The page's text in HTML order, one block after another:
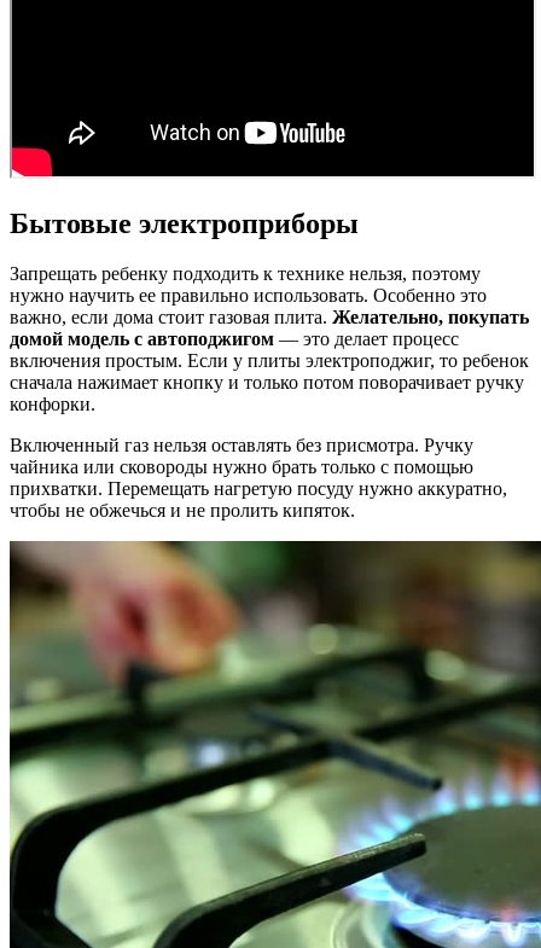
Бытовые электроприборы
Запрещать ребенку подходить к технике нельзя, поэтому
нужно научить ее правильно использовать. Особенно это
важно, если дома стоит газовая плита. Желательно, покупать
домой модель с автоподжигом — это делает процесс
включения простым. Если у плиты электроподжиг, то ребенок
сначала нажимает кнопку и только потом поворачивает ручку
конфорки.
Включенный газ нельзя оставлять без присмотра. Ручку
чайника или сковороды нужно брать только с помощью
прихватки. Перемещать нагретую посуду нужно аккуратно,
чтобы не обжечься и не пролить кипяток.